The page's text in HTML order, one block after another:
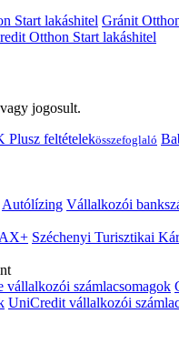
Start lakáshitel Gránit
Otthon Start lakáshitel
jogosult.
Plusz feltételekösszefoglaló
Autólízing Vállalkozói
Széchenyi Turisztikai
vállalkozói számlacsomagok
UniCredit vállalkozói